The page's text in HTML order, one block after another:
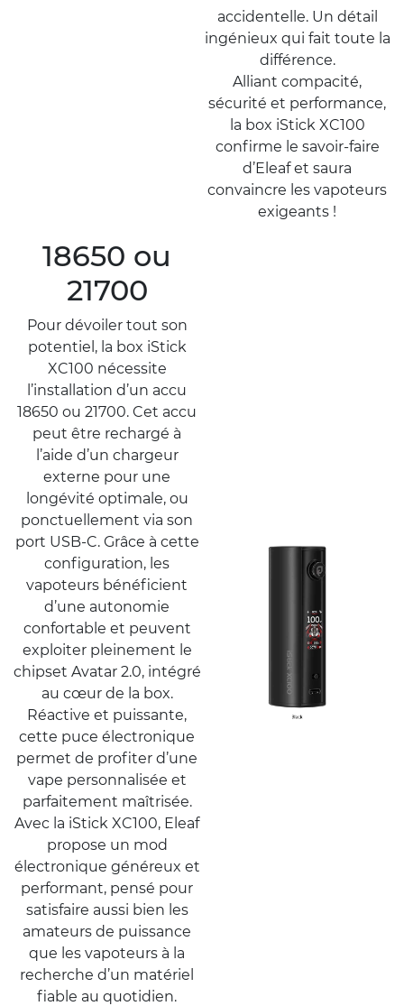
accidentelle. Un détail
ingénieux qui fait toute la
différence.
Alliant compacité,
sécurité et performance,
la box iStick XC100
confirme le savoir-faire
d’Eleaf et saura
convaincre les vapoteurs
exigeants !
18650 ou
21700
Pour dévoiler tout son
potentiel, la box iStick
XC100 nécessite
l’installation d’un accu
18650 ou 21700. Cet accu
peut être rechargé à
l’aide d’un chargeur
externe pour une
longévité optimale, ou
ponctuellement via son
port USB-C. Grâce à cette
configuration, les
vapoteurs bénéficient
d’une autonomie
confortable et peuvent
exploiter pleinement le
chipset Avatar 2.0, intégré
au cœur de la box.
Réactive et puissante,
cette puce électronique
permet de profiter d’une
vape personnalisée et
parfaitement maîtrisée.
Avec la iStick XC100, Eleaf
propose un mod
électronique généreux et
performant, pensé pour
satisfaire aussi bien les
amateurs de puissance
que les vapoteurs à la
recherche d’un matériel
fiable au quotidien.